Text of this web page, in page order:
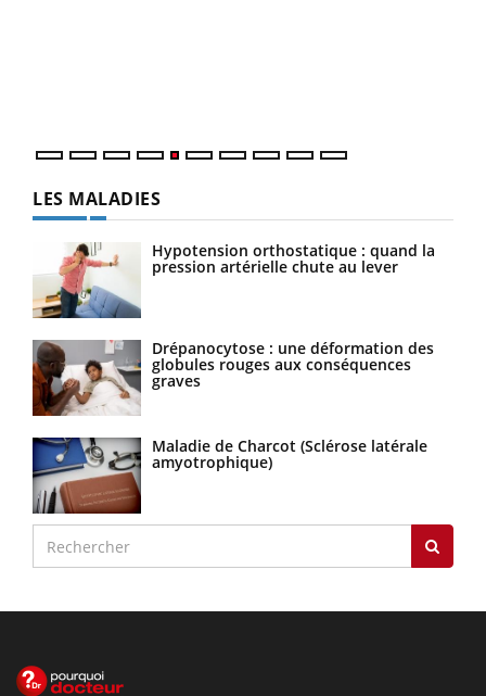
LES MALADIES
Hypotension orthostatique : quand la
pression artérielle chute au lever
Drépanocytose : une déformation des
globules rouges aux conséquences
graves
Maladie de Charcot (Sclérose latérale
amyotrophique)